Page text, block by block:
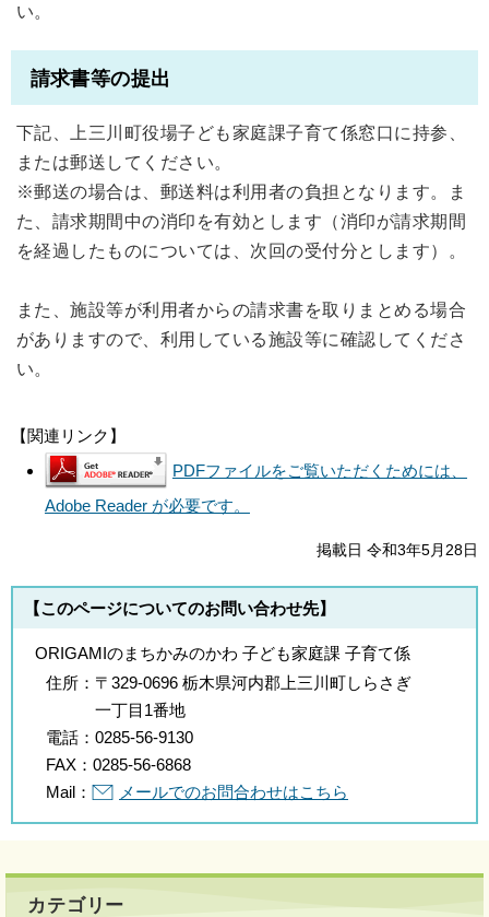
い。
請求書等の提出
下記、上三川町役場子ども家庭課子育て係窓口に持参、
または郵送してください。
※郵送の場合は、郵送料は利用者の負担となります。ま
た、請求期間中の消印を有効とします（消印が請求期間
を経過したものについては、次回の受付分とします）。
また、施設等が利用者からの請求書を取りまとめる場合
がありますので、利用している施設等に確認してくださ
い。
【関連リンク】
PDFファイルをご覧いただくためには、
Adobe Reader が必要です。
掲載日 令和3年5月28日
【このページについてのお問い合わせ先】
ORIGAMIのまちかみのかわ 子ども家庭課 子育て係
住所： 〒329-0696 栃木県河内郡上三川町しらさぎ
一丁目1番地
電話： 0285-56-9130
FAX： 0285-56-6868
Mail：
メールでのお問合わせはこちら
カテゴリー